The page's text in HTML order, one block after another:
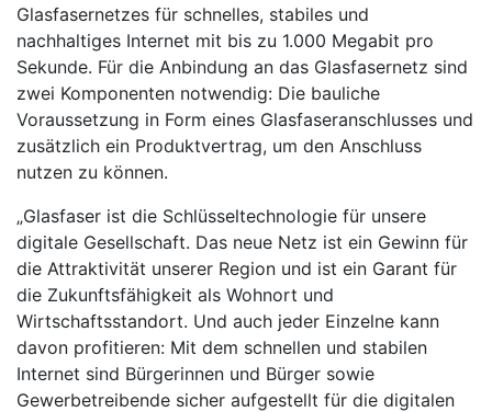
Glasfasernetzes für schnelles, stabiles und
nachhaltiges Internet mit bis zu 1.000 Megabit pro
Sekunde. Für die Anbindung an das Glasfasernetz sind
zwei Komponenten notwendig: Die bauliche
Voraussetzung in Form eines Glasfaseranschlusses und
zusätzlich ein Produktvertrag, um den Anschluss
nutzen zu können.
„Glasfaser ist die Schlüsseltechnologie für unsere
digitale Gesellschaft. Das neue Netz ist ein Gewinn für
die Attraktivität unserer Region und ist ein Garant für
die Zukunftsfähigkeit als Wohnort und
Wirtschaftsstandort. Und auch jeder Einzelne kann
davon profitieren: Mit dem schnellen und stabilen
Internet sind Bürgerinnen und Bürger sowie
Gewerbetreibende sicher aufgestellt für die digitalen